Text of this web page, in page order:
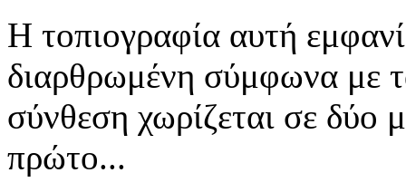
Η τοπιογραφία αυτή
διαρθρωμένη σύμφωνα με
σύνθεση χωρίζεται σε
πρώτο...